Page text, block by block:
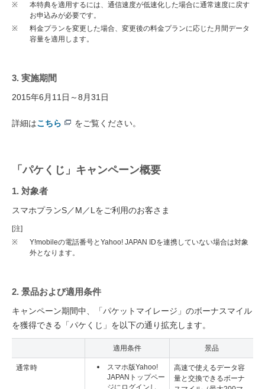
※
本特典を適用するには、通信速度が低速化した場合に通常速度に戻す
お申込みが必要です。
※
料金プランを変更した場合、変更後の料金プランに応じた月間データ
容量を適用します。
3. 実施期間
2015年6月11日～8月31日
詳細はこちら をご覧ください。
「パケくじ」キャンペーン概要
1. 対象者
スマホプランS／M／Lをご利用のお客さま
[注]
※
Y!mobileの電話番号とYahoo! JAPAN IDを連携していない場合は対象
外となります。
2. 景品および適用条件
キャンペーン期間中、「パケットマイレージ」のボーナスマイル
を獲得できる「パケくじ」を以下の通り拡充します。
適用条件 景品
通常時
スマホ版Yahoo!
JAPANトップペー
ジにログインし、
高速で使えるデータ容
量と交換できるボーナ